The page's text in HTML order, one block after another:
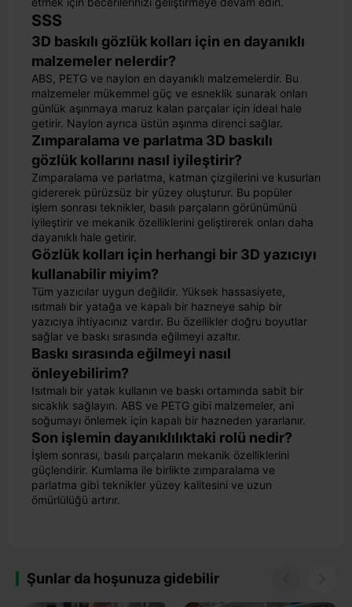
SSS
3D baskılı gözlük kolları için en dayanıklı
malzemeler nelerdir?
ABS, PETG ve naylon en dayanıklı malzemelerdir. Bu
malzemeler mükemmel güç ve esneklik sunarak onları
günlük aşınmaya maruz kalan parçalar için ideal hale
getirir. Naylon ayrıca üstün aşınma direnci sağlar.
Zımparalama ve parlatma 3D baskılı
gözlük kollarını nasıl iyileştirir?
Zımparalama ve parlatma, katman çizgilerini ve kusurları
gidererek pürüzsüz bir yüzey oluşturur. Bu popüler
işlem sonrası teknikler, basılı parçaların görünümünü
iyileştirir ve mekanik özelliklerini geliştirerek onları daha
dayanıklı hale getirir.
Gözlük kolları için herhangi bir 3D yazıcıyı
kullanabilir miyim?
Tüm yazıcılar uygun değildir. Yüksek hassasiyete,
ısıtmalı bir yatağa ve kapalı bir hazneye sahip bir
yazıcıya ihtiyacınız vardır. Bu özellikler doğru boyutlar
sağlar ve baskı sırasında eğilmeyi azaltır.
Baskı sırasında eğilmeyi nasıl
önleyebilirim?
Isıtmalı bir yatak kullanın ve baskı ortamında sabit bir
sıcaklık sağlayın. ABS ve PETG gibi malzemeler, ani
soğumayı önlemek için kapalı bir hazneden yararlanır.
Son işlemin dayanıklılıktaki rolü nedir?
İşlem sonrası, basılı parçaların mekanik özelliklerini
güçlendirir. Kumlama ile birlikte zımparalama ve
parlatma gibi teknikler yüzey kalitesini ve uzun
ömürlülüğü artırır.
Şunlar da hoşunuza gidebilir